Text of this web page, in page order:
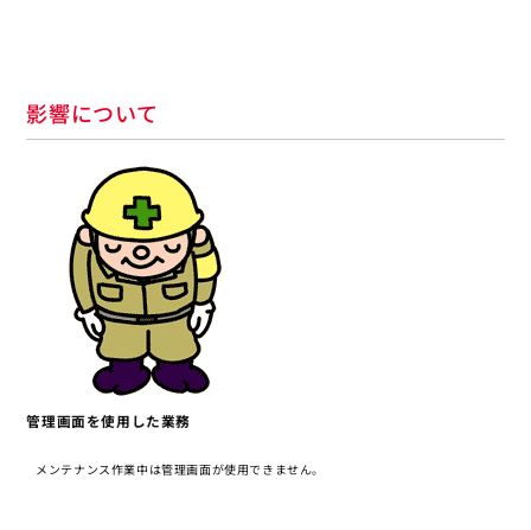
影響について
管理画面を使用した業務
メンテナンス作業中は管理画面が使用できません。